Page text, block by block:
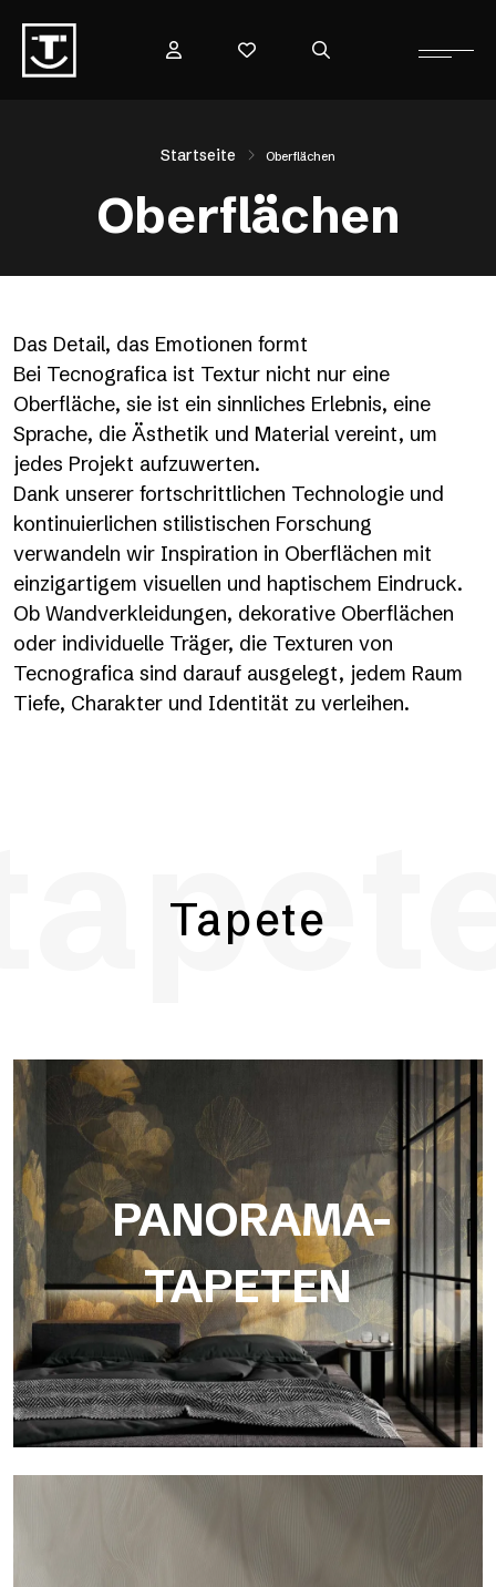
Startseite Oberflächen
Oberflächen
Das Detail, das Emotionen formt
Bei Tecnografica ist Textur nicht nur eine
Oberfläche, sie ist ein sinnliches Erlebnis, eine
Sprache, die Ästhetik und Material vereint, um
jedes Projekt aufzuwerten.
Dank unserer fortschrittlichen Technologie und
kontinuierlichen stilistischen Forschung
verwandeln wir Inspiration in Oberflächen mit
einzigartigem visuellen und haptischem Eindruck.
Ob Wandverkleidungen, dekorative Oberflächen
oder individuelle Träger, die Texturen von
Tecnografica sind darauf ausgelegt, jedem Raum
Tiefe, Charakter und Identität zu verleihen.
Tapete
PANORAMA-
TAPETEN